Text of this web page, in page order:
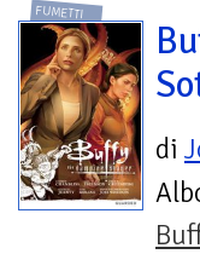
FUMETTI
di